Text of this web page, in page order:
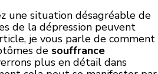
une situation désagréable de
de la dépression peuvent
je vous parle de comment
de souffrance
plus en détail dans